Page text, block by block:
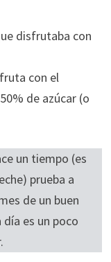
disfrutaba con
con el
de azúcar (o
un tiempo (es
prueba a
de un buen
es un poco